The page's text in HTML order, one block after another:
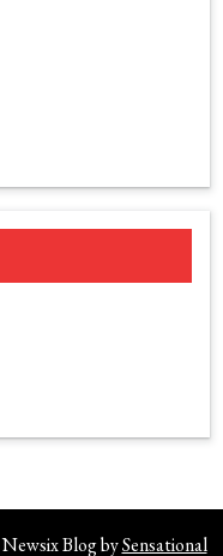
Blog bySensational